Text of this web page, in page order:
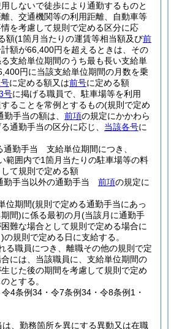
しないで徒歩により通勤するものと
、交通機関等の利用距離、自動車等
を考慮して規則で定める区分に応
額(1箇月当たりの運賃等相当額及び前
額が66,400円を超えるときは、その
支給単位期間のうち最も長い支給単
円に当該支給単位期間の月数を乗
に定める額又は前号に定める額
号に掲げる職員で、駐車場等を利用
ることを常例とするもの(規則で定め
勤手当の額は、 前項の規定にかかわら
通勤手当の区分に応じ、 当該各号に
通勤手当 支給単位期間につき、
範囲内で1箇月当たりの駐車場等の料
て規則で定める額
勤手当以外の通勤手当 前項の規定に
位期間(規則で定める通勤手当にあっ
間)に係る最初の月(当該月に通勤手
難な場合として規則で定める場合に
の規則で定める日に支給する。
る職員につき、離職その他の規則で定
には、当該職員に、支給単位期間の
じた後の期間を考慮して規則で定め
とする。
4条例34・令7条例34・令8条例1・
、勤務箇所を異にする異動又は在職